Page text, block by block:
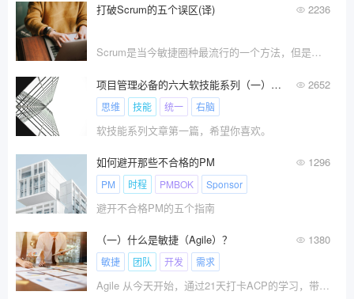
打破Scrum的五个误区(译) 2236
Scrum是当今敏捷圈种最流行的一个方法，但是今天让我们了解一下Top 5的对Scrum误解。
项目管理必备的六大软技能系列（一）软硬技能原理解析 2652
思维 技能 统一 右脑
软技能系列文章第一篇，希望你喜欢。
如何避开那些不合格的PM 1296
PM 时程 PMBOK Sponsor
避开不合格PM的五个指南
（一）什么是敏捷（Agile）？ 1380
敏捷 团队 开发 需求
Agile 从今天开始，通过21天打卡ACP的学习，带领同学们一起进入ACP的学习之路。